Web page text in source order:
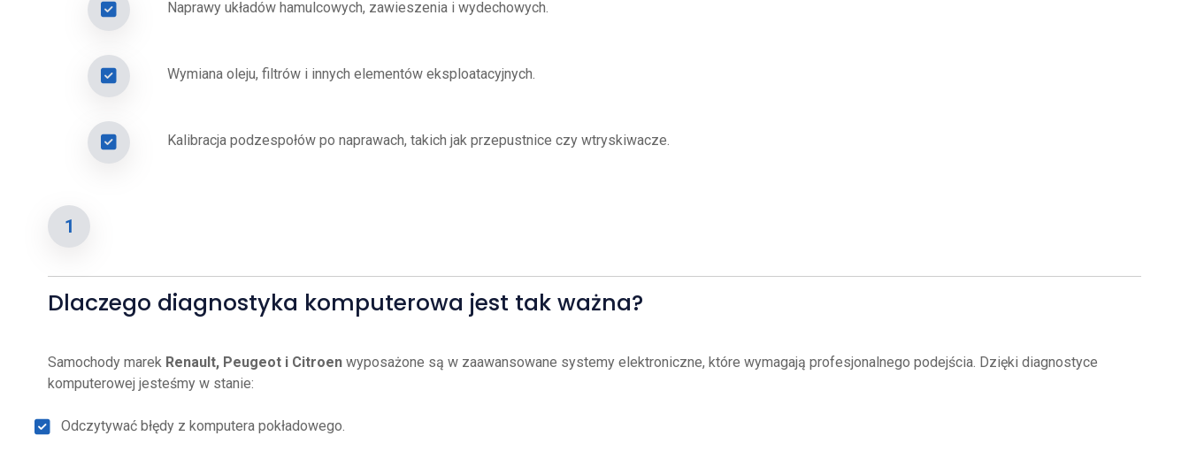
Naprawy układów hamulcowych, zawieszenia i wydechowych.
Wymiana oleju, filtrów i innych elementów eksploatacyjnych.
Kalibracja podzespołów po naprawach, takich jak przepustnice czy wtryskiwacze.
Dlaczego diagnostyka komputerowa jest tak ważna?
Samochody marek Renault, Peugeot i Citroen wyposażone są w zaawansowane systemy elektroniczne, które wymagają profesjonalnego podejścia. Dzięki diagnostyce
komputerowej jesteśmy w stanie:
Odczytywać błędy z komputera pokładowego.